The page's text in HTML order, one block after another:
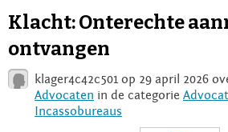
Login
Klacht: Onterechte
ontvangen
klager4c42c501 op 29 april 2026
Advocaten in de categorie
Incassobureaus